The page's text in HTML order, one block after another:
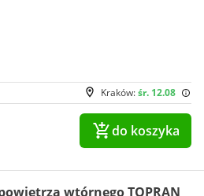
Kraków:śr. 12.08
do koszyka
wtórnego TOPRAN